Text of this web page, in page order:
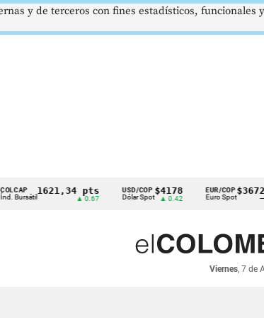
1621,34 pts USD/COP
Dólar Spot
$4178
▲ 0.42
EUR/COP
Euro Spot
$3672
—
Viernes, 7 de
y de terceros con fines estadísticos,